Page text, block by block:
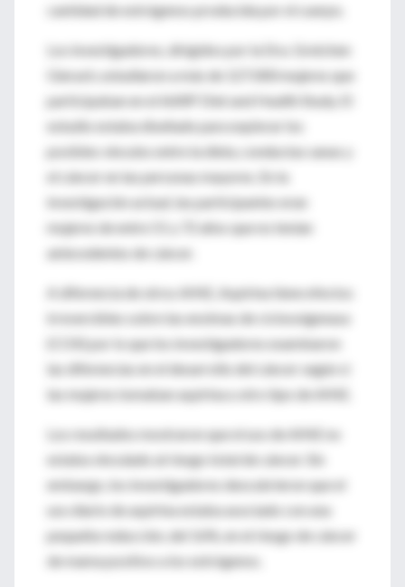
cantidad de estrógenos producida por el cuerpo.
Los investigadores, dirigidos por la Dra. Gretchen
Gierach, estudiaron a más de 127.000 mujeres que
participaban en el AARP Diet and Health Study. El
estudio estaba diseñado para explorar los
posibles vínculos entre la dieta, conductas sanas y
el cáncer en las personas mayores. En la
investigación actual, las participantes eran
mujeres de entre 51 y 72 años que no tenían
antecedentes de cáncer.
A diferencia de otros AINE, Aspirina tiene efectos
irreversibles sobre las enzimas de ciclooxigenasa
(COX) por lo que los investigadores examinaron
las diferencias en el desarrollo del cáncer según si
las mujeres tomaban aspirina u otro tipo de AINE.
Los resultados mostraron que el uso de AINE no
estaba vinculado al riesgo total de cáncer. Sin
embargo, los investigadores descubrieron que el
uso diario de aspirina estaba asociado con una
pequeña reducción, del 16%, en el riesgo de cáncer
de mama positivo a los estrógenos.